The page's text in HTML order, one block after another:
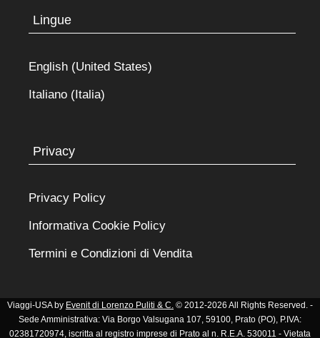
Lingue
English (United States)
Italiano (Italia)
Privacy
Privacy Policy
Informativa Cookie Policy
Termini e Condizioni di Vendita
Viaggi-USA by Evenit di Lorenzo Puliti & C. © 2012-2026 All Rights Reserved. -
Sede Amministrativa: Via Borgo Valsugana 107, 59100, Prato (PO), P.IVA:
02381720974, iscritta al registro imprese di Prato al n. R.E.A. 530011 - Vietata